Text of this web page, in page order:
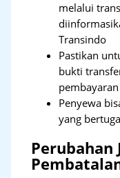
melalui
Transindo
Pastikan
bukti
Penyewa
yang
Perubahan